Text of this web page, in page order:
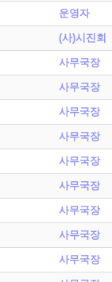
운영자
(사)시진회
사무국장
사무국장
사무국장
사무국장
사무국장
사무국장
사무국장
사무국장
사무국장